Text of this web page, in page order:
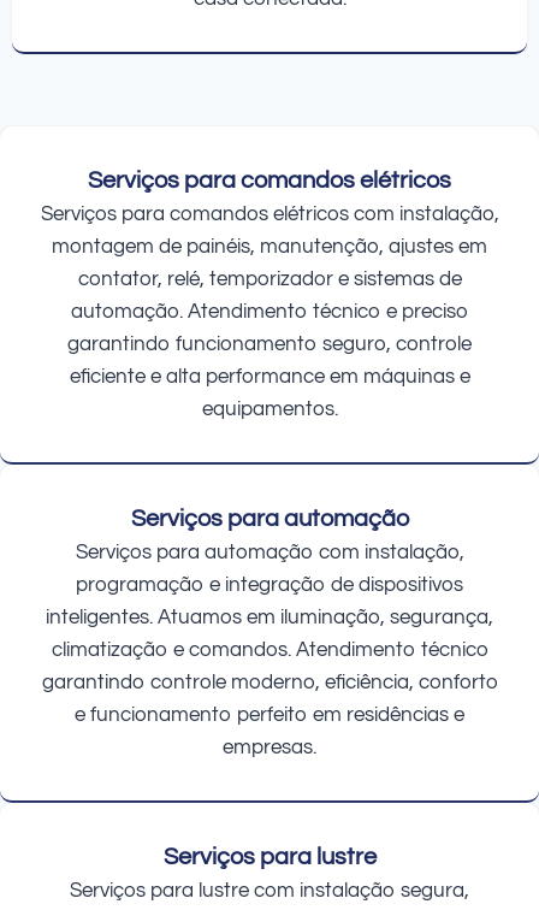
Serviços para comandos elétricos
Serviços para comandos elétricos com instalação,
montagem de painéis, manutenção, ajustes em
contator, relé, temporizador e sistemas de
automação. Atendimento técnico e preciso
garantindo funcionamento seguro, controle
eficiente e alta performance em máquinas e
equipamentos.
Serviços para automação
Serviços para automação com instalação,
programação e integração de dispositivos
inteligentes. Atuamos em iluminação, segurança,
climatização e comandos. Atendimento técnico
garantindo controle moderno, eficiência, conforto
e funcionamento perfeito em residências e
empresas.
Serviços para lustre
Serviços para lustre com instalação segura,